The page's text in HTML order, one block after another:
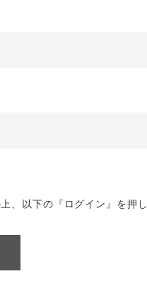
、以下の『ログイン』を押し